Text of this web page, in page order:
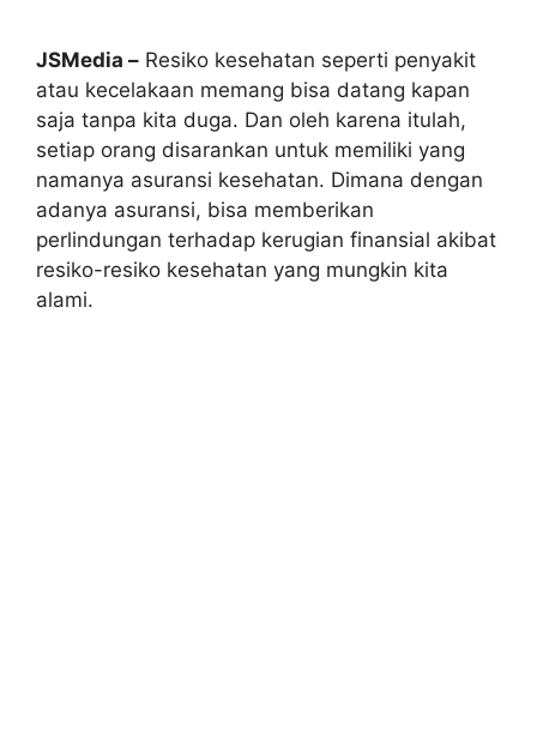
JSMedia – Resiko kesehatan seperti penyakit
atau kecelakaan memang bisa datang kapan
saja tanpa kita duga. Dan oleh karena itulah,
setiap orang disarankan untuk memiliki yang
namanya asuransi kesehatan. Dimana dengan
adanya asuransi, bisa memberikan
perlindungan terhadap kerugian finansial akibat
resiko-resiko kesehatan yang mungkin kita
alami.